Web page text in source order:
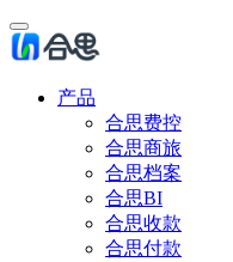
产品
合思费控
合思商旅
合思档案
合思BI
合思收款
合思付款